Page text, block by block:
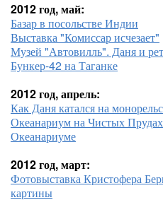
2012 год, май:
Базар в посольстве Индии
Выставка "Комиссар исчезает"
Музей "Автовилль". Даня и
Бункер-42 на Таганке
2012 год, апрель:
Как Даня катался на
Океанариум на Чистых
Океанариуме
2012 год, март:
Фотовыставка Кристофера
картины